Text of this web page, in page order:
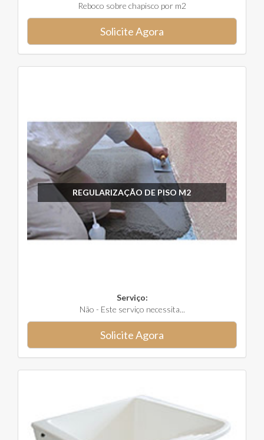
Reboco sobre chapisco por m2
Solicite Agora
REGULARIZAÇÃO DE PISO M2
Serviço:
Não - Este serviço necessita...
Solicite Agora